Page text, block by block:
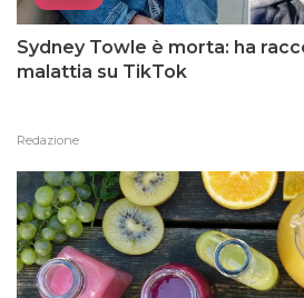
Sydney Towle è morta: ha
malattia su TikTok
Redazione